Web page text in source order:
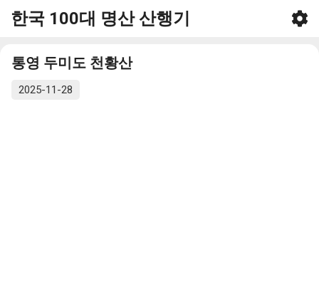
기본 콘텐츠로 건너뛰기
한국 100대 명산 산행기
통영 두미도 천황산
2025-11-28